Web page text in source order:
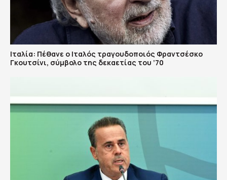
Ιταλία: Πέθανε ο Ιταλός τραγουδοποιός Φραντσέσκο
Γκουτσίνι, σύμβολο της δεκαετίας του ’70